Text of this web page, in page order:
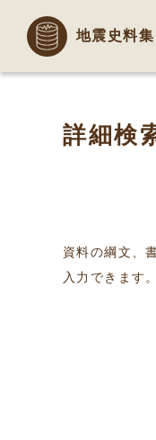
地震史料
詳細検
資料の綱文、
入力できます